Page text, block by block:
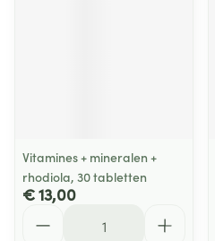
Vitamines + mineralen +
rhodiola, 30 tabletten
€ 13,00